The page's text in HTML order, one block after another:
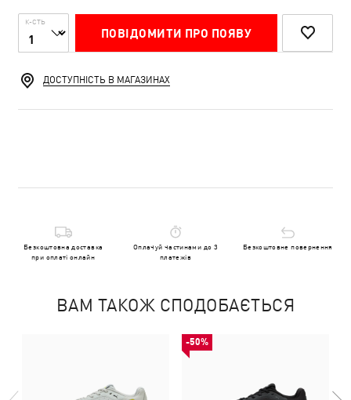
К-СТЬ
ПОВІДОМИТИ ПРО ПОЯВУ
ДОСТУПНІСТЬ В МАГАЗИНАХ
Безкоштовна доставка
при оплаті онлайн
Оплачуй частинами до 3
платежів
Безкоштовне повернення
ВАМ ТАКОЖ СПОДОБАЄТЬСЯ
-50%